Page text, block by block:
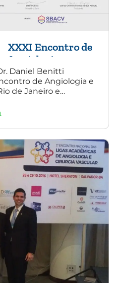
XXXI Encontro de
Angiologia e
Cirurgia Vascular
do Rio de Janeiro
Daniel Benitti
de Angiologia e
de Janeiro e
de aneurisma